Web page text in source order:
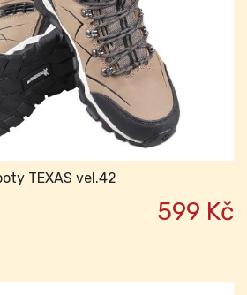
TEXAS vel.42
599 Kč